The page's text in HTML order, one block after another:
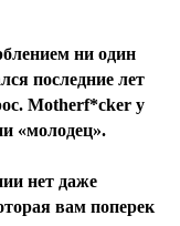
ни один
последние лет
Motherf*cker у
«молодец».
нет даже
вам поперек